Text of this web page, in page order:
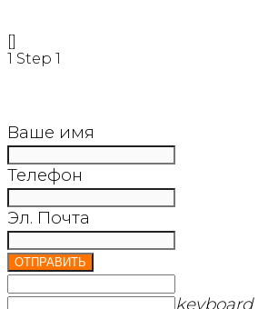
[]
1 Step 1
Ваше имя
Телефон
Эл. Почта
ОТПРАВИТЬ